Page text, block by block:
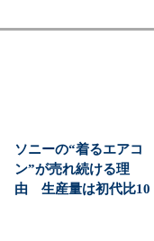
ソニーの“着るエアコ
ン”が売れ続ける理
由 生産量は初代比10